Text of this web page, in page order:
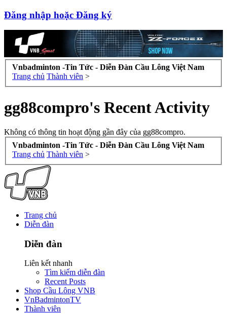
Đăng nhập hoặc Đăng ký
Vnbadminton -Tin Tức - Diễn Đàn Cầu Lông Việt Nam
Trang chủ Thành viên >
gg88compro's Recent Activity
Không có thông tin hoạt động gần đây của gg88compro.
Vnbadminton -Tin Tức - Diễn Đàn Cầu Lông Việt Nam
Trang chủ Thành viên >
Trang chủ
Diễn đàn
Diễn đàn
Liên kết nhanh
Tìm kiếm diễn đàn
Recent Posts
Shop Cầu Lông VNB
VnBadmintonTV
Thành viên